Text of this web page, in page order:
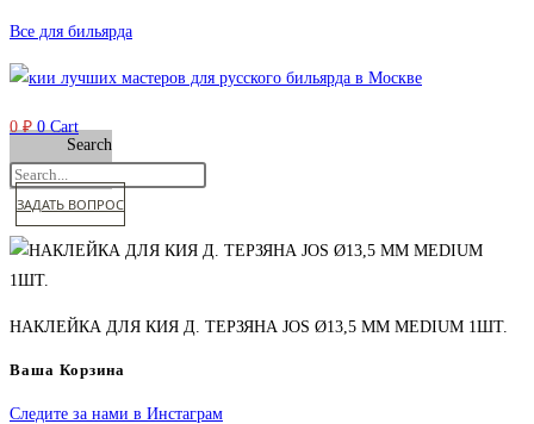
Перейти
к
содержимому
Все для бильярда
0₽ 0 Cart
Search
ЗАДАТЬ ВОПРОС
НАКЛЕЙКА ДЛЯ КИЯ Д. ТЕРЗЯНА JOS Ø13,5 ММ MEDIUM 1ШТ.
Ваша Корзина
Следите за нами в Инстаграм